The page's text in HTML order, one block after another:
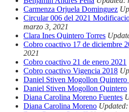
Carmenza Orjuela Dominguez
Circular 006 del 2021
marzo 3, 2021
Clara Ines Quintero Torres
Cobro coactivo 17 de diciembre
2021
Cobro coactivo 21 de enero 2021
Cobro coactivo Vigencia 2018
Daniel Stiven Mogollon
Daniel Stiven Mogollon Quintero
Diana Carolina Moreno Fuentes
Diana Carolina Moreno